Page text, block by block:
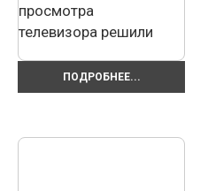
просмотра
телевизора решили
ПОДРОБНЕЕ...